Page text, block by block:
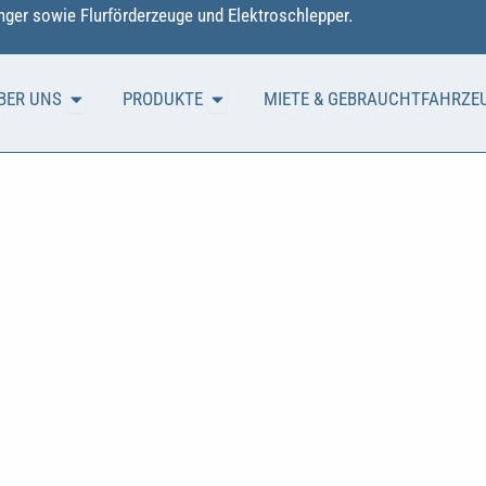
sowie Flurförderzeuge und Elektroschlepper.
UNS Öffne ÜBER UNS
PRODUKTE Öffne PRODUKTE
MIETE &